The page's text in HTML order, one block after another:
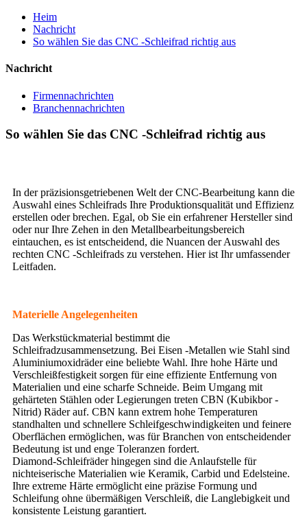
Heim
Nachricht
So wählen Sie das CNC -Schleifrad richtig aus
Nachricht
Firmennachrichten
Branchennachrichten
So wählen Sie das CNC -Schleifrad richtig aus
In der präzisionsgetriebenen Welt der CNC-Bearbeitung kann die
Auswahl eines Schleifrads Ihre Produktionsqualität und Effizienz
erstellen oder brechen. Egal, ob Sie ein erfahrener Hersteller sind
oder nur Ihre Zehen in den Metallbearbeitungsbereich
eintauchen, es ist entscheidend, die Nuancen der Auswahl des
rechten CNC -Schleifrads zu verstehen. Hier ist Ihr umfassender
Leitfaden.
Materielle Angelegenheiten
Das Werkstückmaterial bestimmt die
Schleifradzusammensetzung. Bei Eisen -Metallen wie Stahl sind
Aluminiumoxidräder eine beliebte Wahl. Ihre hohe Härte und
Verschleißfestigkeit sorgen für eine effiziente Entfernung von
Materialien und eine scharfe Schneide. Beim Umgang mit
gehärteten Stählen oder Legierungen treten CBN (Kubikbor -
Nitrid) Räder auf. CBN kann extrem hohe Temperaturen
standhalten und schnellere Schleifgeschwindigkeiten und feinere
Oberflächen ermöglichen, was für Branchen von entscheidender
Bedeutung ist und enge Toleranzen fordert.
Diamond-Schleifräder hingegen sind die Anlaufstelle für
nichteiserische Materialien wie Keramik, Carbid und Edelsteine.
Ihre extreme Härte ermöglicht eine präzise Formung und
Schleifung ohne übermäßigen Verschleiß, die Langlebigkeit und
konsistente Leistung garantiert.